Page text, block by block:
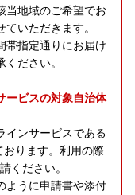
当地域のご希望でお
いただきます。
帯指定通りにお届け
ださい。
ービスの対象自治体
インサービスである
ります。利用の際
ください。
ように申請書や添付